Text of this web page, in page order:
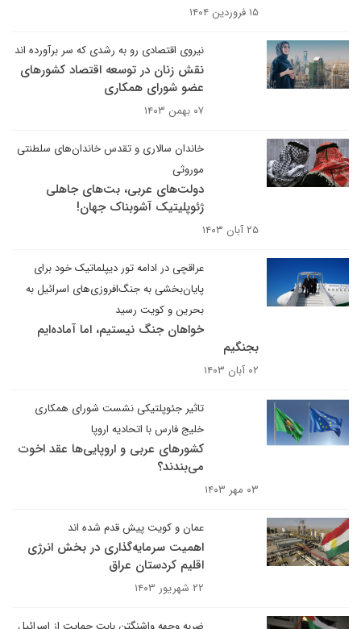
۱۵ فروردین ۱۴۰۴
نیروی اقتصادی رو به رشدی که سر برآورده اند
نقش زنان در توسعه اقتصاد کشورهای
عضو شورای همکاری
۰۷ بهمن ۱۴۰۳
خاندان سالاری و تقدس خاندان‌های سلطنتی
موروثی
دولت‌های عربی، بت‌های جاهلی
ژئوپلیتیک آشوبناک جهان!
۲۵ آبان ۱۴۰۳
عراقچی در ادامه تور دیپلماتیک خود برای
پایان‌بخشی به جنگ‌افروزی‌های اسرائیل به
بحرین و کویت رسید
خواهان جنگ نیستیم، اما آماده‌ایم
بجنگیم
۰۲ آبان ۱۴۰۳
تاثیر جئوپلتیکی نشست شورای همکاری
خلیج فارس با اتحادیه اروپا
کشورهای عربی و اروپایی‌ها عقد اخوت
می‌بندند؟
۰۳ مهر ۱۴۰۳
عمان و کویت پیش قدم شده اند
اهمیت سرمایه‌گذاری در بخش انرژی
اقلیم کردستان عراق
۲۲ شهریور ۱۴۰۳